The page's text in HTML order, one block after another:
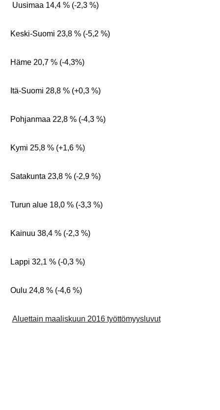
Uusimaa 14,4 % (-2,3 %)
Keski-Suomi 23,8 % (-5,2 %)
Häme 20,7 % (-4,3%)
Itä-Suomi 28,8 % (+0,3 %)
Pohjanmaa 22,8 % (-4,3 %)
Kymi 25,8 % (+1,6 %)
Satakunta 23,8 % (-2,9 %)
Turun alue 18,0 % (-3,3 %)
Kainuu 38,4 % (-2,3 %)
Lappi 32,1 % (-0,3 %)
Oulu 24,8 % (-4,6 %)
Aluettain maaliskuun 2016 työttömyysluvut